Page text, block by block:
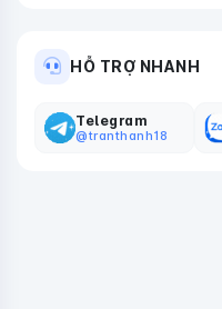
HỖ TRỢ NHANH
Telegram
@tranthanh18